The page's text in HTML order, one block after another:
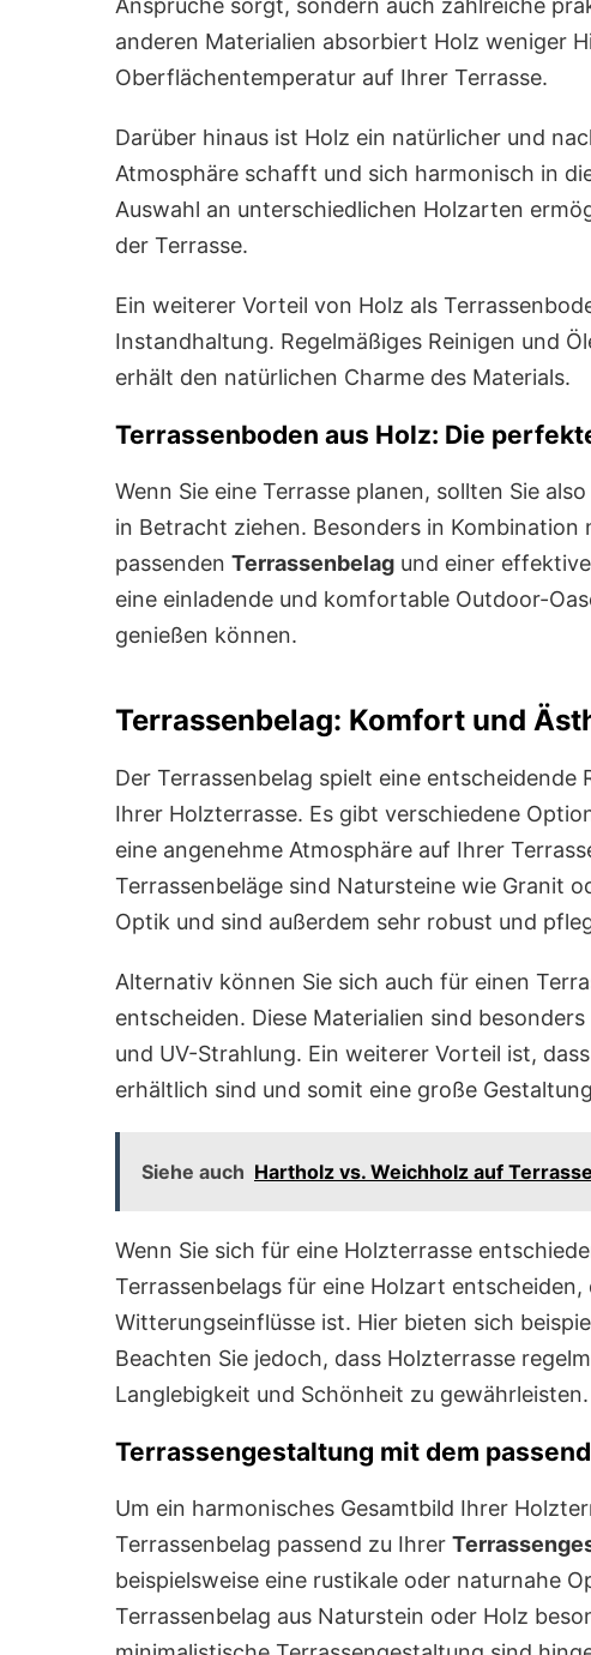
anderen Materialien absorbiert Holz weniger
Oberflächentemperatur auf Ihrer Terrasse.
Darüber hinaus ist Holz ein natürlicher und
Atmosphäre schafft und sich harmonisch in
Auswahl an unterschiedlichen Holzarten
der Terrasse.
Ein weiterer Vorteil von Holz als
Instandhaltung. Regelmäßiges Reinigen und
erhält den natürlichen Charme des Materials.
Terrassenboden aus Holz: Die
Wenn Sie eine Terrasse planen, sollten Sie
in Betracht ziehen. Besonders in Kombination
passenden Terrassenbelag und einer
eine einladende und komfortable Outdoor-
genießen können.
Terrassenbelag: Komfort und
Der Terrassenbelag spielt eine
Ihrer Holzterrasse. Es gibt verschiedene
eine angenehme Atmosphäre auf Ihrer
Terrassenbeläge sind Natursteine wie Granit
Optik und sind außerdem sehr robust und
Alternativ können Sie sich auch für einen
entscheiden. Diese Materialien sind
und UV-Strahlung. Ein weiterer Vorteil ist,
erhältlich sind und somit eine große
Siehe auch Hartholz vs. Weichholz auf
Wenn Sie sich für eine Holzterrasse
Terrassenbelags für eine Holzart
Witterungseinflüsse ist. Hier bieten sich
Beachten Sie jedoch, dass Holzterrasse
Langlebigkeit und Schönheit zu gewährleisten.
Terrassengestaltung mit dem
Um ein harmonisches Gesamtbild Ihrer
Terrassenbelag passend zu Ihrer
beispielsweise eine rustikale oder naturnahe
Terrassenbelag aus Naturstein oder Holz